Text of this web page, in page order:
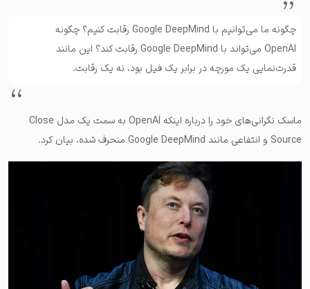
چگونه ما می‌توانیم با Google DeepMind رقابت کنیم؟ چگونه
OpenAI می‌تواند با Google DeepMind رقابت کند؟ این مانند
قدرت‌نمایی یک مورچه در برابر یک فیل بود، نه یک رقابت.
ماسک نگرانی‌های خود را درباره اینکه OpenAI به سمت یک مدل Close
Source و انتفاعی مانند Google DeepMind منحرف شده، بیان کرد.